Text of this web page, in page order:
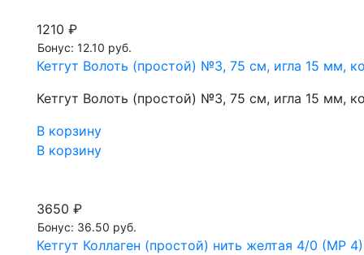
1210 ₽
Бонус: 12.10 руб.
Кетгут Волоть (простой) №3, 75 см, игла 15 мм,
Кетгут Волоть (простой) №3, 75 см, игла 15 мм,
В корзину
В корзину
3650 ₽
Бонус: 36.50 руб.
Кетгут Коллаген (простой) нить желтая 4/0